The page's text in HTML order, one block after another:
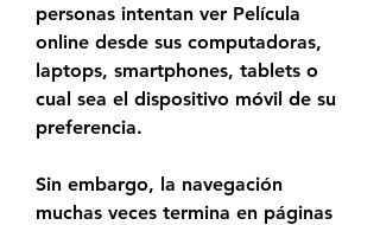
personas intentan ver Película
online desde sus computadoras,
laptops, smartphones, tablets o
cual sea el dispositivo móvil de su
preferencia.
Sin embargo, la navegación
muchas veces termina en páginas